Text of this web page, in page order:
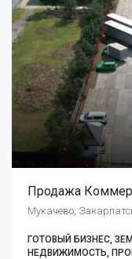
Мукачево,
ГОТОВЫЙ БИЗНЕС,
НЕДВИЖИМОСТЬ,